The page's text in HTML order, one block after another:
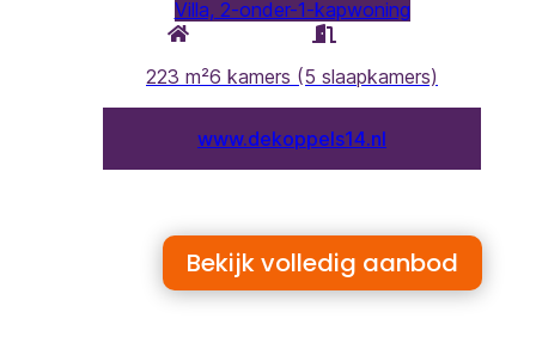
Bekijk volledig aanbod